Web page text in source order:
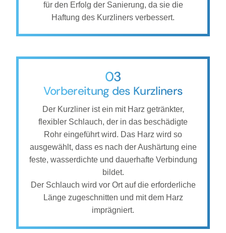
für den Erfolg der Sanierung, da sie die
Haftung des Kurzliners verbessert.
03
Vorbereitung des Kurzliners
Der Kurzliner ist ein mit Harz getränkter,
flexibler Schlauch, der in das beschädigte
Rohr eingeführt wird. Das Harz wird so
ausgewählt, dass es nach der Aushärtung eine
feste, wasserdichte und dauerhafte Verbindung
bildet.
Der Schlauch wird vor Ort auf die erforderliche
Länge zugeschnitten und mit dem Harz
imprägniert.